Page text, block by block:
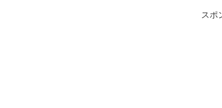
スポ